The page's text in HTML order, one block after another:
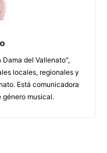
del Vallenato",
locales, regionales y
Está comunicadora
género musical.